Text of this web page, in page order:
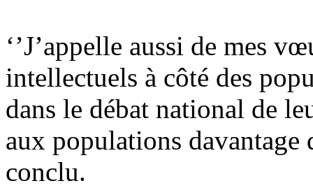
‘’J’appelle aussi de mes
intellectuels à côté des
dans le débat national de
aux populations davantage
conclu.